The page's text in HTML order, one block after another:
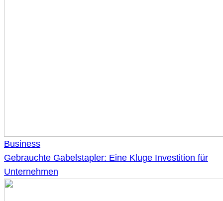
Business
Gebrauchte Gabelstapler: Eine Kluge Investition für
Unternehmen